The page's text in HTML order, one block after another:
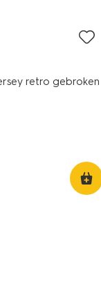
retro gebroken